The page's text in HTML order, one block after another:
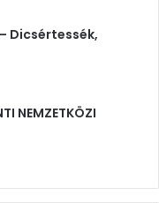
– Dicsértessék,
NEMZETKÖZI